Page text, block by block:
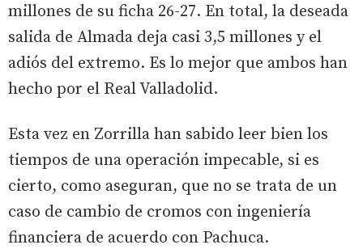
millones de su ficha 26-27. En total, la deseada
salida de Almada deja casi 3,5 millones y el
adiós del extremo. Es lo mejor que ambos han
hecho por el Real Valladolid.
Esta vez en Zorrilla han sabido leer bien los
tiempos de una operación impecable, si es
cierto, como aseguran, que no se trata de un
caso de cambio de cromos con ingeniería
financiera de acuerdo con Pachuca.